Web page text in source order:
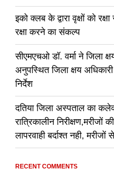
इको क्लब के द्वारा वृक्षों को
रक्षा करने का संकल्प
सीएमएचओ डॉ. वर्मा ने जिला
अनुपस्थित जिला क्षय
निर्देश
दतिया जिला अस्पताल का
रात्रिकालीन
लापरवाही बर्दाश्त नही,
RECENT COMMENTS